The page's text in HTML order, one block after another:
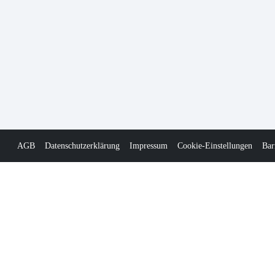
AGB Datenschutzerklärung Impressum Cookie-Einstellungen